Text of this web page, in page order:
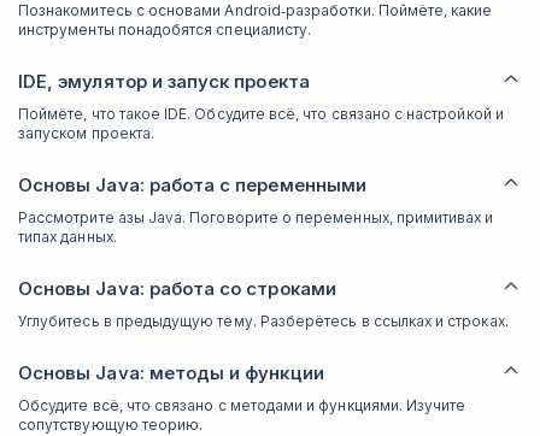
Познакомитесь с основами Android‑разработки. Поймёте, какие
инструменты понадобятся специалисту.
IDE, эмулятор и запуск проекта
Поймёте, что такое IDE. Обсудите всё, что связано с настройкой и
запуском проекта.
Основы Java: работа с переменными
Рассмотрите азы Java. Поговорите о переменных, примитивах и
типах данных.
Основы Java: работа со строками
Углубитесь в предыдущую тему. Разберётесь в ссылках и строках.
Основы Java: методы и функции
Обсудите всё, что связано с методами и функциями. Изучите
сопутствующую теорию.